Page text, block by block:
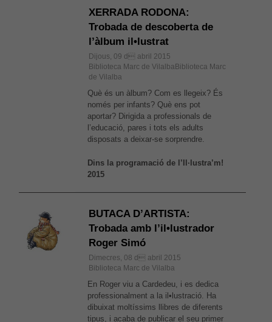
XERRADA RODONA:
Trobada de descoberta de
l’àlbum il•lustrat
Dijous, 09 d abril 2015
Biblioteca Marc de VilalbaBiblioteca Marc
de Vilalba
Què és un àlbum? Com es llegeix? És
només per infants? Què ens pot
aportar? Dirigida a professionals de
l’educació, pares i tots els adults
disposats a deixar-se sorprendre.
Dins la programació de l’Il·lustra’m!
2015
BUTACA D’ARTISTA:
Trobada amb l’il•lustrador
Roger Simó
Dimecres, 08 d abril 2015
Biblioteca Marc de Vilalba
En Roger viu a Cardedeu, i es dedica
professionalment a la il•lustració. Ha
dibuixat moltíssims llibres de diferents
tipus, i acaba de publicar el seu primer